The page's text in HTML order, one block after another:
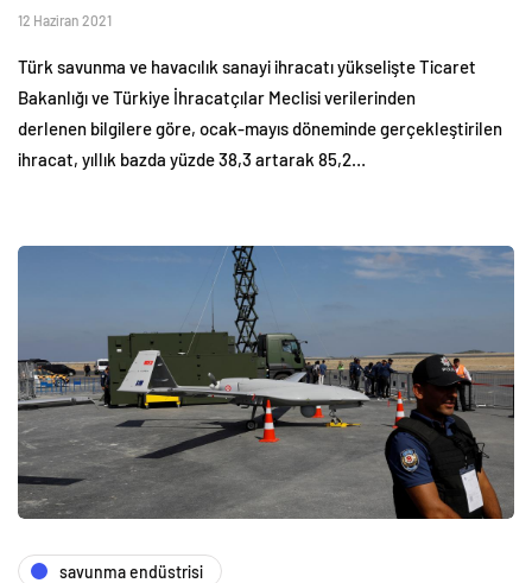
12 Haziran 2021
Türk savunma ve havacılık sanayi ihracatı yükselişte Ticaret
Bakanlığı ve Türkiye İhracatçılar Meclisi verilerinden
derlenen bilgilere göre, ocak-mayıs döneminde gerçekleştirilen
ihracat, yıllık bazda yüzde 38,3 artarak 85,2…
savunma endüstrisi